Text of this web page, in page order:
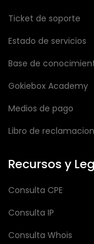
Ticket de soporte
Estado de servicios
Base de
Gokiebox Academy
Medios de pago
Libro de
Recursos y
Consulta CPE
Consulta IP
Consulta Whois